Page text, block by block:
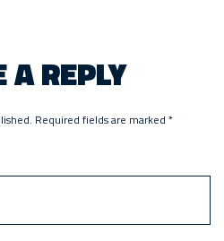
A REPLY
Required fields are marked *